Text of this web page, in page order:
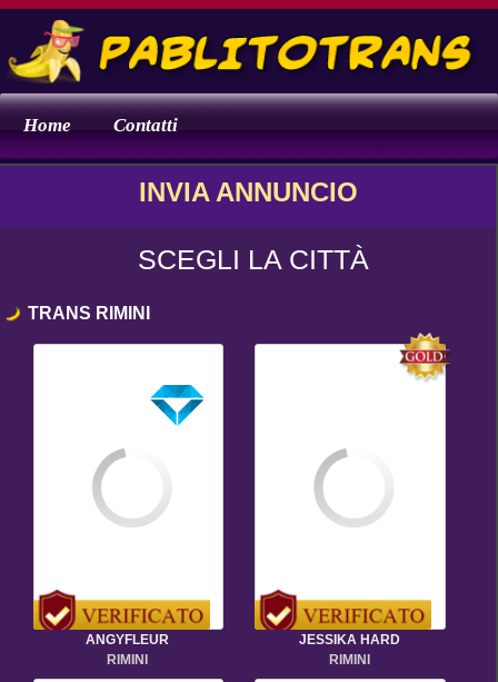
Home Contatti
INVIA ANNUNCIO
SCEGLI LA CITTÀ
TRANS RIMINI
ANGYFLEUR
RIMINI
JESSIKA HARD
RIMINI